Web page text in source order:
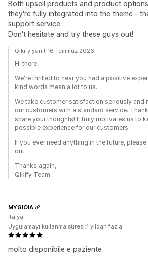
Both upsell products and product
they're fully integrated into the theme -
support service.
Don't hesitate and try these guys out!
Qikify yanıt 16 Temmuz 2026
Hi there,
We're thrilled to hear you had a positive
kind words mean a lot to us.
We take customer satisfaction seriously and
our customers with a standard service.
share your thoughts! It truly motivates us to
possible experience for our customers.
If you ever need anything in the future,
out.
Thanks again,
Qikify Team
molto disponibile e paziente
MYGIOIA
İtalya
Uygulamayı kullanma süresi:1 yıldan fazla